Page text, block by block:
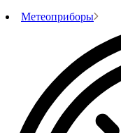
Метеоприборы